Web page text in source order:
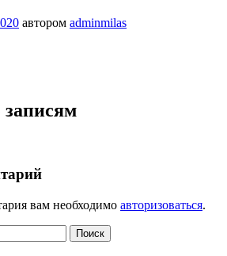
автором adminmilas
вам необходимо авторизоваться.